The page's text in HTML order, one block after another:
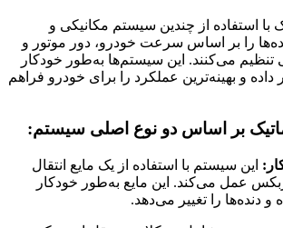
با استفاده از چندین سیستم مکانیکی و
دنده‌ها را بر اساس سرعت خودرو، دور موتور و
تنظیم می‌کنند. این سیستم‌ها به‌طور خودکار
داده و بهینه‌ترین عملکرد را برای خودرو فراهم
بر اساس دو نوع اصلی سیستم:
این سیستم با استفاده از یک مایع انتقال
عمل می‌کند. این مایع به‌طور خودکار
و دنده‌ها را تغییر می‌دهد.